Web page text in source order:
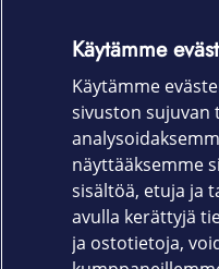
yhteensopivuus sekä
naarmuilta ja kolhuilta.
tarvittava kalvon
Tuotekoodi
EF-US931CTEGWW
Käytämme
Käytämme
sivuston sujuvan
näyttääksemme
sisältöä, etuja ja
avulla kerättyjä
ja ostotietoja,